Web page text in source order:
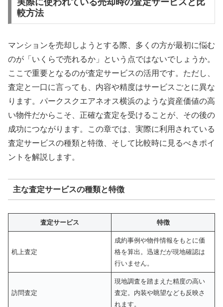
較方法
マンションを売却しようとする際、多くの方が最初に悩む
のが「いくらで売れるか」という点ではないでしょうか。
ここで重要となるのが査定サービスの活用です。ただし、
査定と一口に言っても、内容や精度はサービスごとに異な
ります。パークスクエアネオス横浜のような資産価値の高
い物件だからこそ、正確な査定を受けることが、その後の
成功につながります。この章では、実際に利用されている
査定サービスの種類と特徴、そして比較時に見るべきポイ
ントを解説します。
主な査定サービスの種類と特徴
査定サービス 特徴
机上査定
成約事例や物件情報をもとに価
格を算出。迅速だが現地確認は
行いません。
訪問査定
現地調査を踏まえた精度の高い
査定。内装や眺望なども反映さ
れます。